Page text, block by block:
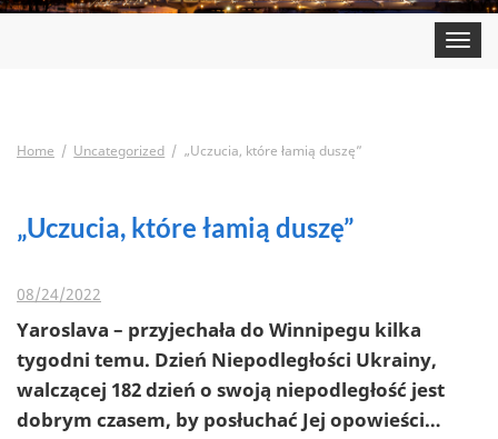
Toggle
Home Uncategorized „Uczucia, które łamią duszę”
„Uczucia, które łamią duszę”
08/24/2022
Yaroslava – przyjechała do Winnipegu kilka
tygodni temu. Dzień Niepodległości Ukrainy,
walczącej 182 dzień o swoją niepodległość jest
dobrym czasem, by posłuchać Jej opowieści…